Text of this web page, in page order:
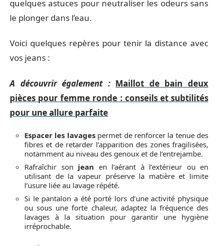
quelques astuces pour neutraliser les odeurs sans
le plonger dans l’eau.
Voici quelques repères pour tenir la distance avec
vos jeans :
A découvrir également : Maillot de bain deux
pièces pour femme ronde : conseils et subtilités
pour une allure parfaite
Espacer les lavagespermet de renforcer la tenue des
fibres et de retarder l’apparition des zones fragilisées,
notamment au niveau des genoux et de l’entrejambe.
Rafraîchir son jean en l’aérant à l’extérieur ou en
utilisant de la vapeur préserve la matière et limite
l’usure liée au lavage répété.
Si le pantalon a été porté lors d’une activité physique
ou sous une forte chaleur, adaptez la fréquence des
lavages à la situation pour garantir une hygiène
irréprochable.